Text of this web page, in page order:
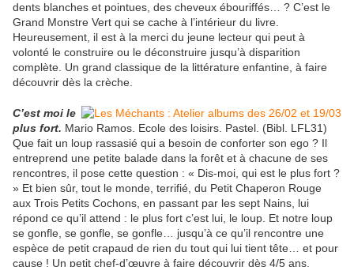
dents blanches et pointues, des cheveux ébouriffés… ? C’est le
Grand Monstre Vert qui se cache à l’intérieur du livre.
Heureusement, il est à la merci du jeune lecteur qui peut à
volonté le construire ou le déconstruire jusqu’à disparition
complète. Un grand classique de la littérature enfantine, à faire
découvrir dès la crèche.
C’est moi le
plus fort. Mario Ramos. Ecole des loisirs. Pastel. (Bibl. LFL31)
Que fait un loup rassasié qui a besoin de conforter son ego ? Il
entreprend une petite balade dans la forêt et à chacune de ses
rencontres, il pose cette question : « Dis-moi, qui est le plus fort ?
» Et bien sûr, tout le monde, terrifié, du Petit Chaperon Rouge
aux Trois Petits Cochons, en passant par les sept Nains, lui
répond ce qu’il attend : le plus fort c’est lui, le loup. Et notre loup
se gonfle, se gonfle, se gonfle… jusqu’à ce qu’il rencontre une
espèce de petit crapaud de rien du tout qui lui tient tête… et pour
cause ! Un petit chef-d’œuvre à faire découvrir dès 4/5 ans.